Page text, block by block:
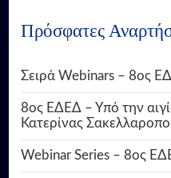
Πρόσφατες
Σειρά Webinars – 8ος
8ος ΕΔΕΔ – Υπό την
Κατερίνας
Webinar Series – 8ος